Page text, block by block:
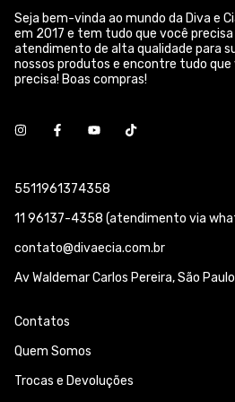
Seja bem-vinda ao mundo da Diva e
em 2017 e tem tudo que você
atendimento de alta qualidade para
nossos produtos e encontre tudo que
precisa! Boas compras!
5511961374358
11 96137-4358 (atendimento via
contato@divaecia.com.br
Av Waldemar Carlos Pereira, São
Contatos
Quem Somos
Trocas e Devoluções